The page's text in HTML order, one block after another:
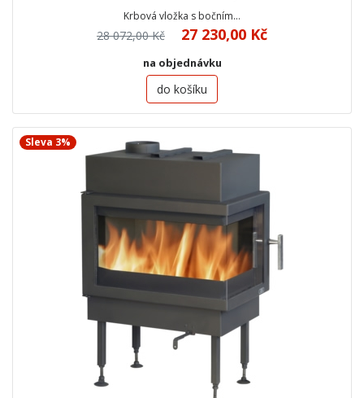
Krbová vložka s bočním…
28 072,00 Kč 27 230,00 Kč
na objednávku
do košíku
Sleva 3%